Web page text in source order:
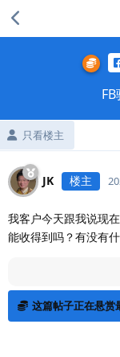
只看楼主
JK 楼主
我客户今天跟我说现
能收得到吗？有没有
这篇帖子正在悬赏